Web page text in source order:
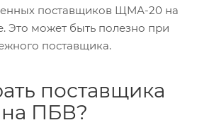
поставщиков ЩМА-20 на
Это может быть полезно при
поставщика.
поставщика
ПБВ?